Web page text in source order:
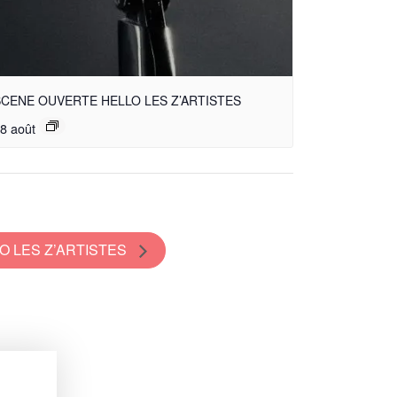
OUVERTE HELLO LES Z’ARTISTES
août
LES Z’ARTISTES